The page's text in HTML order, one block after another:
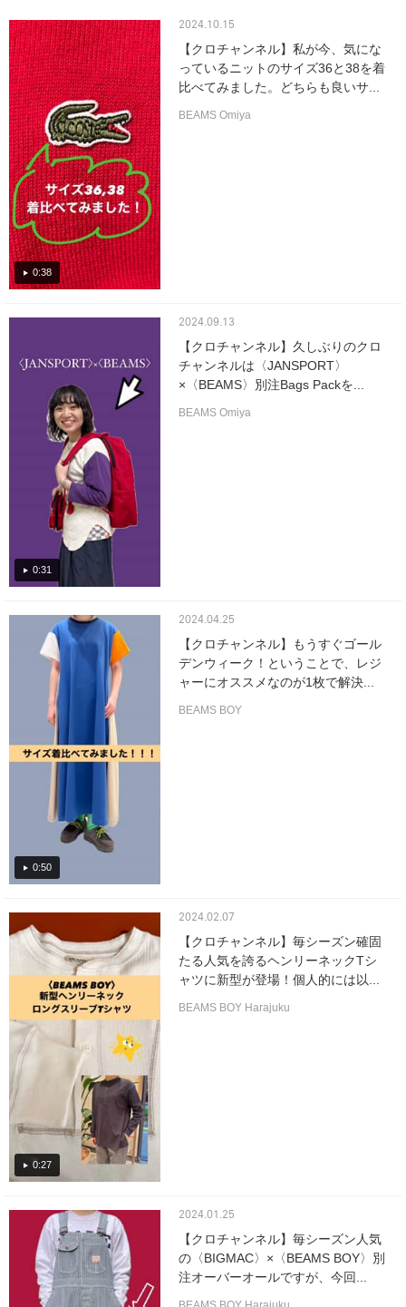
0:38
2024.10.15
【クロチャンネル】私が今、気にな
っているニットのサイズ36と38を着
比べてみました。どちらも良いサ...
BEAMS Omiya
0:31
2024.09.13
【クロチャンネル】久しぶりのクロ
チャンネルは〈JANSPORT〉
×〈BEAMS〉別注Bags Packを...
BEAMS Omiya
0:50
2024.04.25
【クロチャンネル】もうすぐゴール
デンウィーク！ということで、レジ
ャーにオススメなのが1枚で解決...
BEAMS BOY
0:27
2024.02.07
【クロチャンネル】毎シーズン確固
たる人気を誇るヘンリーネックTシ
ャツに新型が登場！個人的には以...
BEAMS BOY Harajuku
2024.01.25
【クロチャンネル】毎シーズン人気
の〈BIGMAC〉×〈BEAMS BOY〉別
注オーバーオールですが、今回...